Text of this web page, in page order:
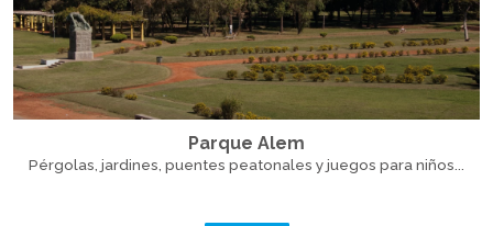
Parque Alem
Pérgolas, jardines, puentes peatonales y juegos para niños...